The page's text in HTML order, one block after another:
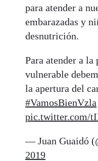
para atender a
embarazadas y
desnutrición.
Para atender a la
vulnerable
la apertura del
#VamosBienVzla
pic.twitter.com/
— Juan Guaidó
2019